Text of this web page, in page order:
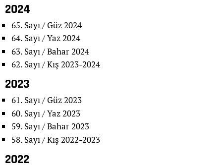
2024
65. Sayı / Güz 2024
64. Sayı / Yaz 2024
63. Sayı / Bahar 2024
62. Sayı / Kış 2023-2024
2023
61. Sayı / Güz 2023
60. Sayı / Yaz 2023
59. Sayı / Bahar 2023
58. Sayı / Kış 2022-2023
2022